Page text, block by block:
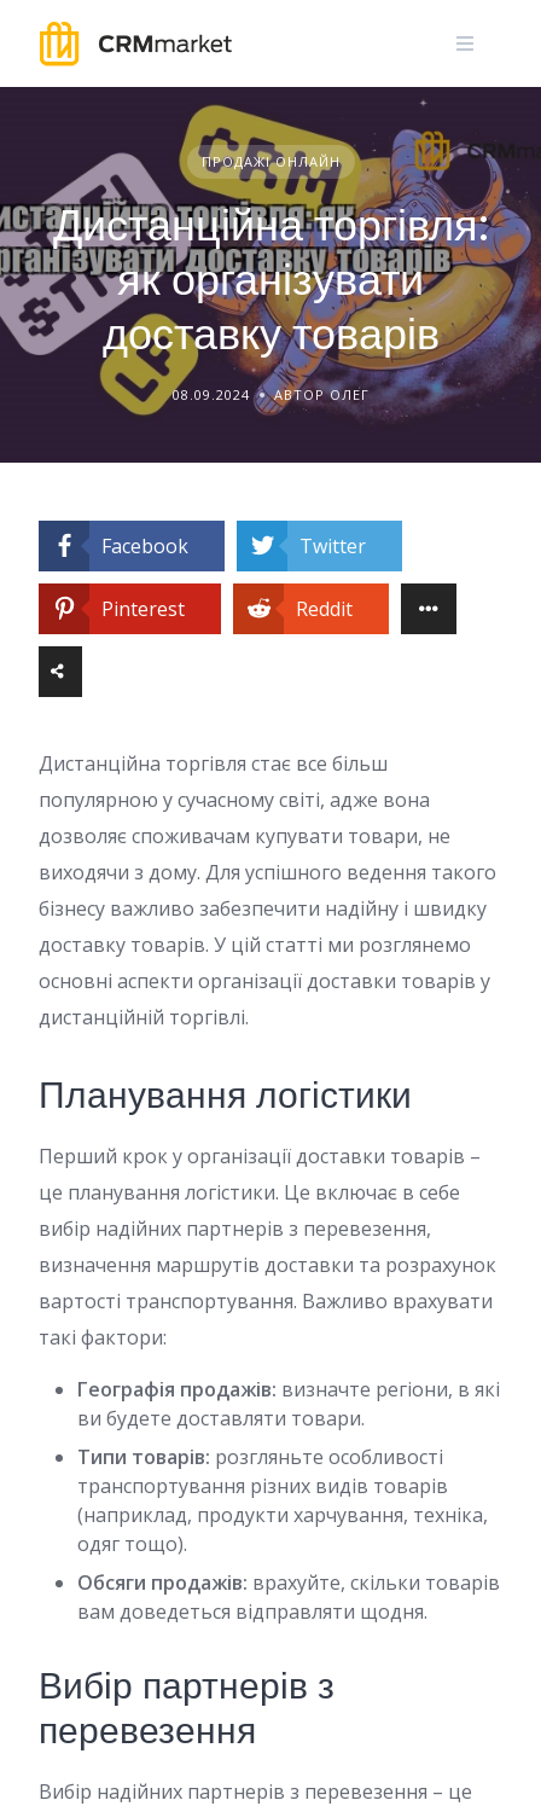
content
ПРОДАЖІ ОНЛАЙН
Дистанційна торгівля:
як організувати
доставку товарів
08.09.2024 АВТОР ОЛЕГ
Facebook Twitter
Pinterest Reddit
Дистанційна торгівля стає все більш
популярною у сучасному світі, адже вона
дозволяє споживачам купувати товари, не
виходячи з дому. Для успішного ведення такого
бізнесу важливо забезпечити надійну і швидку
доставку товарів. У цій статті ми розглянемо
основні аспекти організації доставки товарів у
дистанційній торгівлі.
Планування логістики
Перший крок у організації доставки товарів –
це планування логістики. Це включає в себе
вибір надійних партнерів з перевезення,
визначення маршрутів доставки та розрахунок
вартості транспортування. Важливо врахувати
такі фактори:
Географія продажів: визначте регіони, в які
ви будете доставляти товари.
Типи товарів: розгляньте особливості
транспортування різних видів товарів
(наприклад, продукти харчування, техніка,
одяг тощо).
Обсяги продажів: врахуйте, скільки товарів
вам доведеться відправляти щодня.
Вибір партнерів з
перевезення
Вибір надійних партнерів з перевезення – це